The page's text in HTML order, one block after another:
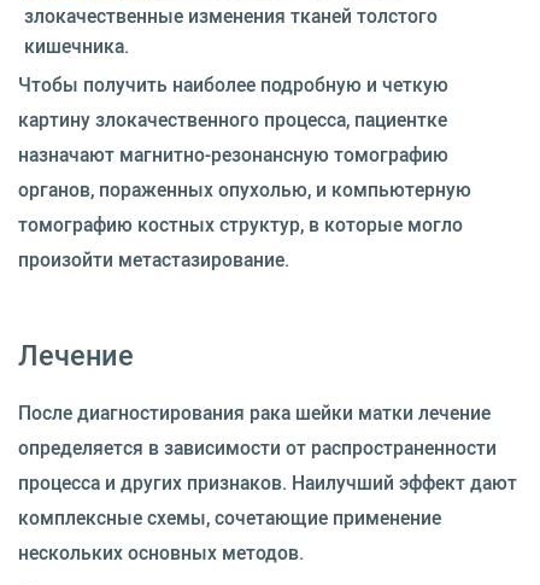
злокачественные изменения тканей толстого
кишечника.
Чтобы получить наиболее подробную и четкую
картину злокачественного процесса, пациентке
назначают магнитно-резонансную томографию
органов, пораженных опухолью, и компьютерную
томографию костных структур, в которые могло
произойти метастазирование.
Лечение
После диагностирования рака шейки матки лечение
определяется в зависимости от распространенности
процесса и других признаков. Наилучший эффект дают
комплексные схемы, сочетающие применение
нескольких основных методов.